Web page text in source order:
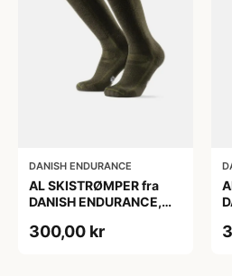
DANISH ENDURANCE
AL SKISTRØMPER fra
DANISH ENDURANCE,
300,00 kr